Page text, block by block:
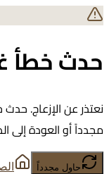
حدث خطأ
نعتذر عن الإزعاج.
مجدداً أو العودة إلى
حاول مجدداً